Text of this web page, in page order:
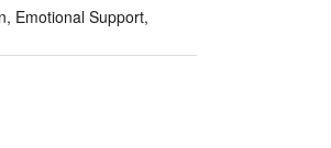
Emotional Support,